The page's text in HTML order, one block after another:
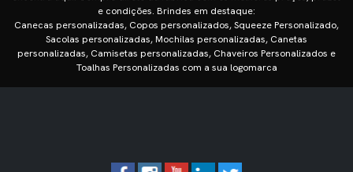
e condições. Brindes em destaque:
Canecas personalizadas, Copos personalizados, Squeeze Personalizado,
Sacolas personalizadas, Mochilas personalizadas, Canetas
personalizadas, Camisetas personalizadas, Chaveiros Personalizados e
Toalhas Personalizadas com a sua logomarca